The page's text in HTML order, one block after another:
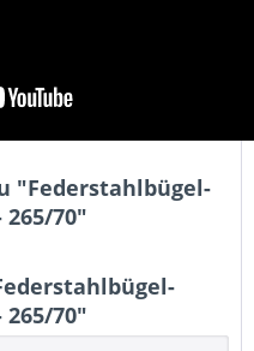
"Federstahlbügel-
70"
70"